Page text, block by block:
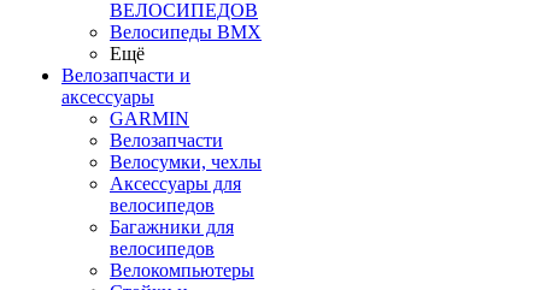
ВЕЛОСИПЕДОВ
Велосипеды BMX
Ещё
Велозапчасти и
аксессуары
GARMIN
Велозапчасти
Велосумки, чехлы
Аксессуары для
велосипедов
Багажники для
велосипедов
Велокомпьютеры